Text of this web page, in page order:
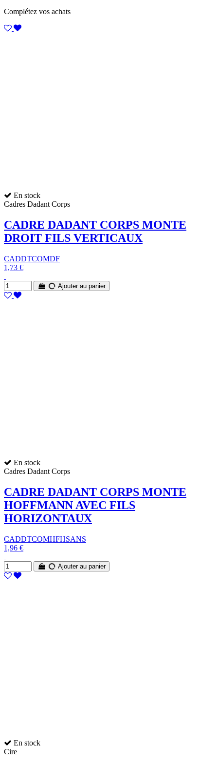
Complétez vos achats
En stock
Cadres Dadant Corps
CADRE DADANT CORPS MONTE
DROIT FILS VERTICAUX
CADDTCOMDF
1,73 €
Ajouter au panier
En stock
Cadres Dadant Corps
CADRE DADANT CORPS MONTE
HOFFMANN AVEC FILS
HORIZONTAUX
CADDTCOMHFHSANS
1,96 €
Ajouter au panier
En stock
Cire